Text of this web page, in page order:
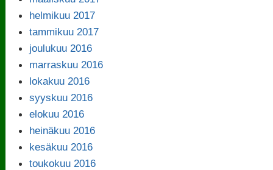
helmikuu 2017
tammikuu 2017
joulukuu 2016
marraskuu 2016
lokakuu 2016
syyskuu 2016
elokuu 2016
heinäkuu 2016
kesäkuu 2016
toukokuu 2016